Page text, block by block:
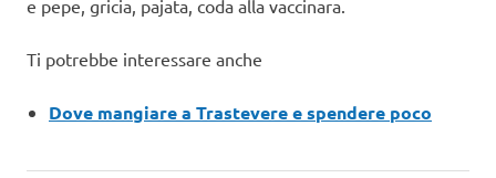
e pepe, gricia, pajata, coda alla vaccinara.
Ti potrebbe interessare anche
Dove mangiare a Trastevere e spendere poco